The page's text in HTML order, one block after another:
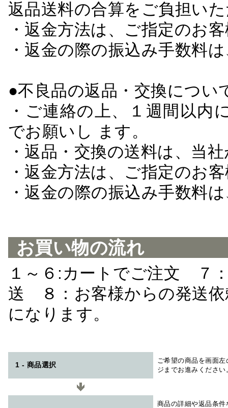
返品送料の合算をご負担い
・返金方法は、ご指定のお
・返金の際の振込み手数料
●不良品の返品・交換につい
・ご連絡の上、１週間以
でお願いし ます。
・返品・交換の送料は、当
・返金方法は、ご指定のお
・返金の際の振込み手数料
お買い物の流れ
１～６:カートでご注文 ７
送 ８：お客様からの発送
になります。
1 - 商品選択
ご希望の商品を画面
ジまでお進みください
商品の詳細や返品条